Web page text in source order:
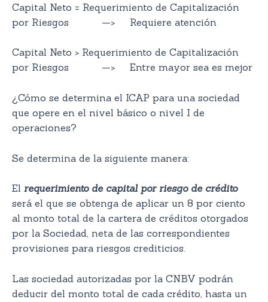
Capital Neto = Requerimiento de Capitalización
por Riesgos —> Requiere atención
Capital Neto > Requerimiento de Capitalización
por Riesgos —> Entre mayor sea es mejor
¿Cómo se determina el ICAP para una sociedad
que opere en el nivel básico o nivel I de
operaciones?
Se determina de la siguiente manera:
El requerimiento de capital por riesgo de crédito
será el que se obtenga de aplicar un 8 por ciento
al monto total de la cartera de créditos otorgados
por la Sociedad, neta de las correspondientes
provisiones para riesgos crediticios.
Las sociedad autorizadas por la CNBV podrán
deducir del monto total de cada crédito, hasta un